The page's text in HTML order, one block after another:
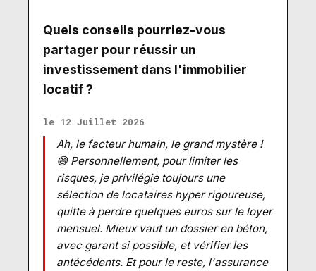
Quels conseils pourriez-vous
partager pour réussir un
investissement dans l'immobilier
locatif ?
le 12 Juillet 2026
Ah, le facteur humain, le grand mystère !
😅 Personnellement, pour limiter les
risques, je privilégie toujours une
sélection de locataires hyper rigoureuse,
quitte à perdre quelques euros sur le loyer
mensuel. Mieux vaut un dossier en béton,
avec garant si possible, et vérifier les
antécédents. Et pour le reste, l'assurance